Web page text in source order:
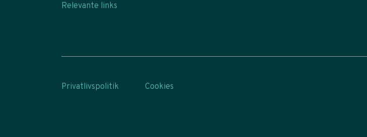
Relevante links
Privatlivspolitik Cookies